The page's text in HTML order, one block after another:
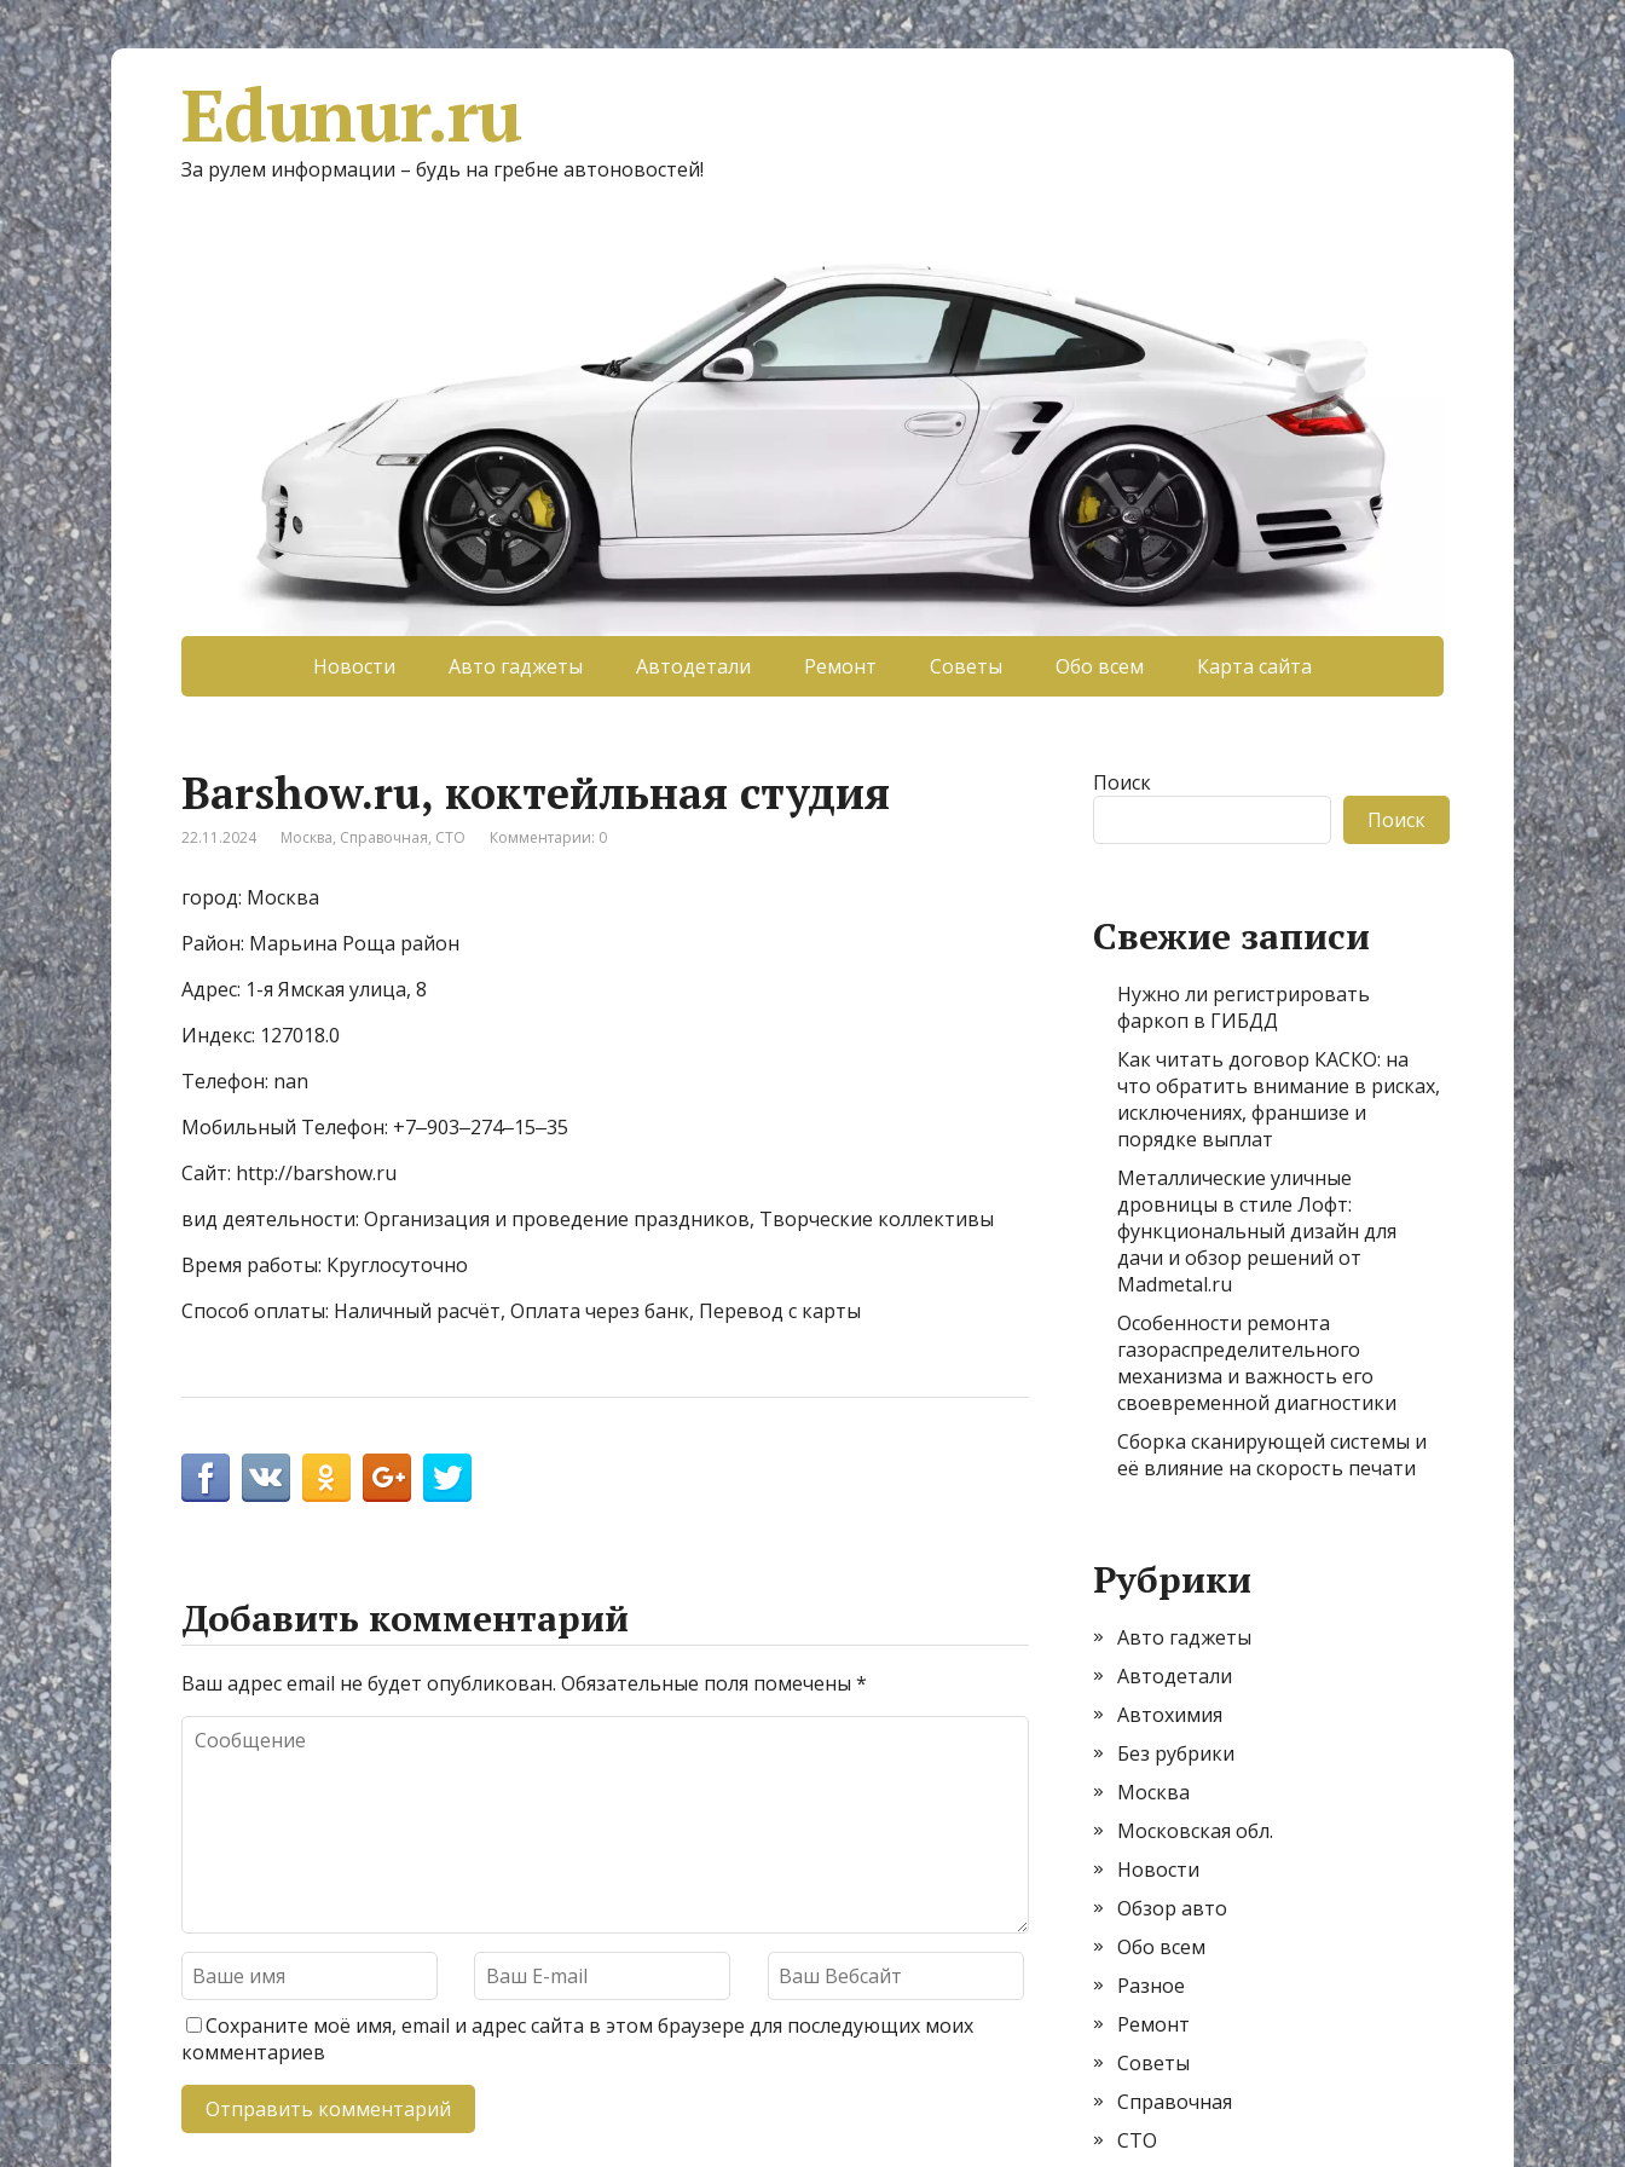
Edunur.ru
За рулем информации – будь на гребне автоновостей!
Новости Авто гаджеты Автодетали Ремонт Советы Обо всем Карта сайта
Barshow.ru, коктейльная студия
22.11.2024 Москва, Справочная, СТО Комментарии: 0
город: Москва
Район: Марьина Роща район
Адрес: 1-я Ямская улица, 8
Индекс: 127018.0
Телефон: nan
Мобильный Телефон: +7‒903‒274‒15‒35
Сайт: http://barshow.ru
вид деятельности: Организация и проведение праздников, Творческие коллективы
Время работы: Круглосуточно
Способ оплаты: Наличный расчёт, Оплата через банк, Перевод с карты
Добавить комментарий
Ваш адрес email не будет опубликован. Обязательные поля помечены *
Сохраните моё имя, email и адрес сайта в этом браузере для последующих моих
комментариев
Поиск
Поиск
Свежие записи
Нужно ли регистрировать
фаркоп в ГИБДД
Как читать договор КАСКО: на
что обратить внимание в рисках,
исключениях, франшизе и
порядке выплат
Металлические уличные
дровницы в стиле Лофт:
функциональный дизайн для
дачи и обзор решений от
Madmetal.ru
Особенности ремонта
газораспределительного
механизма и важность его
своевременной диагностики
Сборка сканирующей системы и
её влияние на скорость печати
Рубрики
Авто гаджеты
Автодетали
Автохимия
Без рубрики
Москва
Московская обл.
Новости
Обзор авто
Обо всем
Разное
Ремонт
Советы
Справочная
СТО